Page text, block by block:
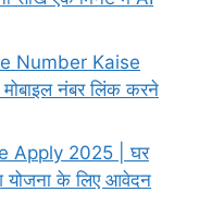
Number Kaise
नंबर लिंक करने
Apply 2025 | घर
योजना के लिए आवेदन